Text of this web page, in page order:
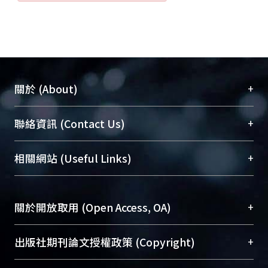
關於 (About) +
臺大位居世界頂尖大學之列，為永久珍藏及向國際
展現本校豐碩的研究成果及學術能量，圖書館整合
機構典藏（NTUR）與學術庫（AH）不同功能平
台，成為臺大學術典藏NTU scholars。期能整合研
究能量、促進交流合作、保存學術產出、推廣研究
成果。
To permanently archive and promote researcher
profiles and scholarly works, Library integrates the
services of “NTU Repository” with “Academic
聯絡資訊 (Contact Us) +
總館學科館員(Main Library)
醫學圖書館學科館員(Medical Library)
(Social
Sciences Library)
相關網站 (Useful Links) +
關於開放取用 (Open Access, OA) +
開放取用是從使用者角度提升資訊取用性的社會運
動，應用在學術研究上是透過將研究著作公開供使
出版社期刊論文授權政策 (Copyright) +